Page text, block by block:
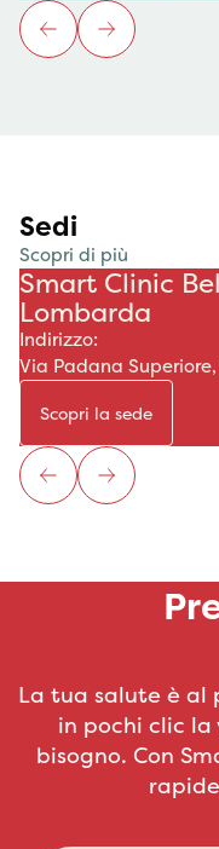
Sedi
Scopri di più
Smart Clinic
Lombarda
Indirizzo:
Via Padana
Scopri la sede